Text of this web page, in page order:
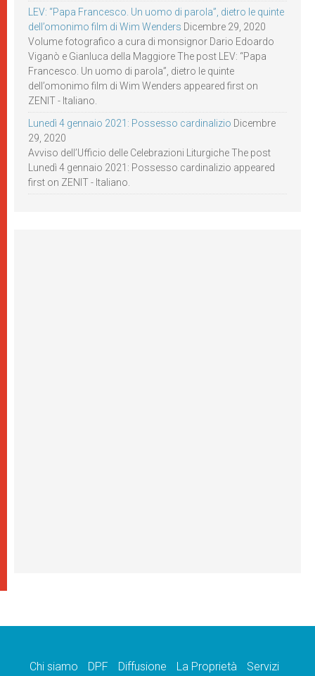
LEV: “Papa Francesco. Un uomo di parola”, dietro le quinte
dell’omonimo film di Wim Wenders Dicembre 29, 2020
Volume fotografico a cura di monsignor Dario Edoardo
Viganò e Gianluca della Maggiore The post LEV: “Papa
Francesco. Un uomo di parola”, dietro le quinte
dell’omonimo film di Wim Wenders appeared first on
ZENIT - Italiano.
Lunedì 4 gennaio 2021: Possesso cardinalizio Dicembre
29, 2020
Avviso dell’Ufficio delle Celebrazioni Liturgiche The post
Lunedì 4 gennaio 2021: Possesso cardinalizio appeared
first on ZENIT - Italiano.
Chi siamo DPF Diffusione La Proprietà Servizi